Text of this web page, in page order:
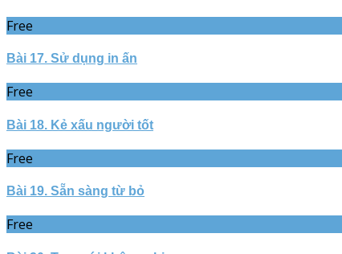
Free
Bài 17. Sử dụng in ấn
Free
Bài 18. Kẻ xấu người tốt
Free
Bài 19. Sẵn sàng từ bỏ
Free